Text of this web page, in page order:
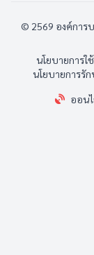
© 2569 องค์การ
นโยบายการใ
นโยบายการรั
ออน